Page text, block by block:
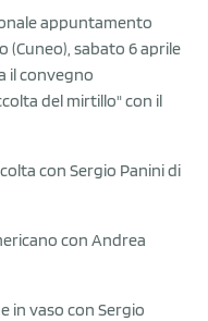
appuntamento
(Cuneo), sabato 6 aprile
il convegno
del mirtillo" con il
con Sergio Panini di
con Andrea
in vaso con Sergio